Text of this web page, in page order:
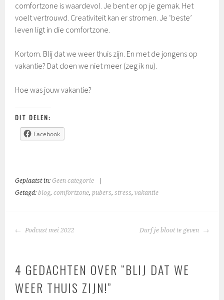
comfortzone is waardevol. Je bent er op je gemak. Het
voelt vertrouwd. Creativiteit kan er stromen. Je ‘beste’
leven ligt in die comfortzone.
Kortom. Blij dat we weer thuis zijn. En met de jongens op
vakantie? Dat doen we niet meer (zeg ik nu).
Hoe was jouw vakantie?
DIT DELEN:
Facebook
Geplaatst in:Geen categorie
Getagd:blog,comfortzone,pubers,stress,vakantie
BERICHTNAVIGATIE
Podcast mei 2022 Durf je bloot te geven
4 GEDACHTEN OVER “BLIJ DAT WE
WEER THUIS ZIJN!”